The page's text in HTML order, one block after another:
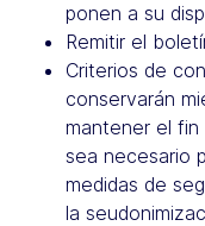
ponen a su
Remitir el
Criterios de
conservarán
mantener el
sea necesario
medidas de
la